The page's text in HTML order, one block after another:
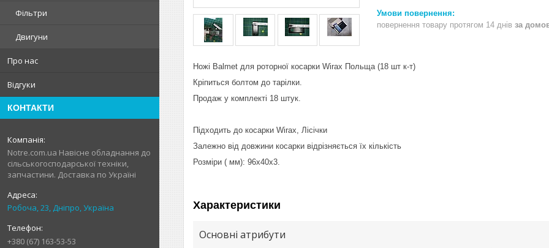
Фільтри
Двигуни
Про нас
Відгуки
КОНТАКТИ
Notre.com.ua Навісне обладнання до
сільськогосподарської техніки,
запчастини. Доставка по Україні
Робоча, 23, Дніпро, Україна
+380 (67) 163-53-53
повернення товару протягом 14 днів за
Ножі Balmet для роторної косарки Wirax Польща (18 шт к-т)
Кріпиться болтом до тарілки.
Продаж у комплекті 18 штук.
Підходить до косарки Wirax, Лісічки
Залежно від довжини косарки відрізняється їх кількість
Розміри ( мм): 96х40х3.
Характеристики
Основні атрибути